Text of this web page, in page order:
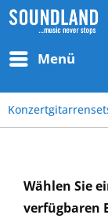
Menü
Wählen Sie
verfügbaren